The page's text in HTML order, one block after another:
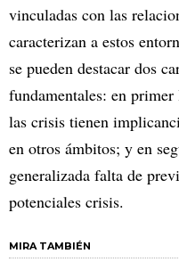
vinculadas con las
caracterizan a estos
se pueden destacar dos
fundamentales: en
las crisis tienen
en otros ámbitos; y en
generalizada falta de
potenciales crisis.
MIRA TAMBIÉN